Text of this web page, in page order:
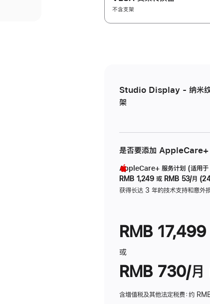
不含支架
Studio Display - 纳米纹
架
是否要添加 AppleCare+
AppleCare+ 服务计划 (适用
RMB 1,249 或 RMB 53/月
获得长达 3 年的技术支持和意外损
RMB 17,499
或
RMB 730/
含增值税及其他法定税费：约